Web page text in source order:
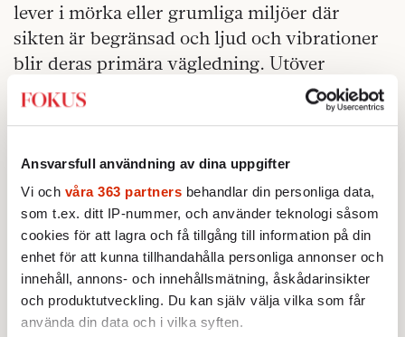
Ansvarsfull användning av dina uppgifter
Vi och våra 363 partners behandlar din personliga data,
som t.ex. ditt IP-nummer, och använder teknologi såsom
cookies för att lagra och få tillgång till information på din
enhet för att kunna tillhandahålla personliga annonser och
innehåll, annons- och innehållsmätning, åskådarinsikter
och produktutveckling. Du kan själv välja vilka som får
använda din data och i vilka syften.
lever i mörka eller grumliga miljöer där
sikten är begränsad och ljud och vibrationer
blir deras primära vägledning. Utöver
inneröron har fiskar ett sidolinjeorgan, en
slemfylld kanal längs kroppens sidor med
tryckförändringar och lågfrekventa ljud i
vattnet vilket gör dem särskilt känsliga för
undervattensbuller. Konstruktionen av
havsbaserad vindkraft riskerar därför att ge
negativa konsekvenser som sträcker sig
bortom individen till hela populationer och
bestånd.